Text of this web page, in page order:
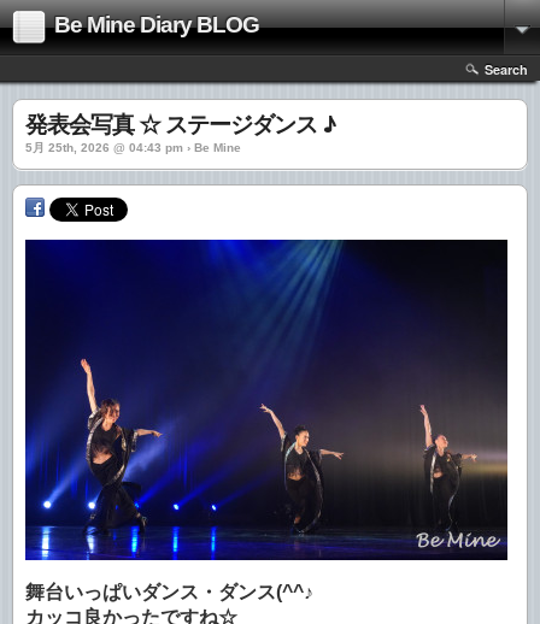
Be Mine Diary BLOG
Search
発表会写真 ☆ ステージダンス ♪
5月 25th, 2026 @ 04:43 pm › Be Mine
舞台いっぱいダンス・ダンス(^^♪
カッコ良かったですね☆